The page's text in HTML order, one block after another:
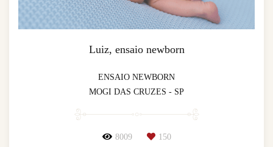
Luiz, ensaio newborn
ENSAIO NEWBORN
MOGI DAS CRUZES - SP
8009 150